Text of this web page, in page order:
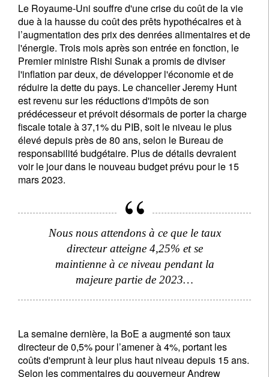
Le Royaume-Uni souffre d'une crise du coût de la vie
due à la hausse du coût des prêts hypothécaires et à
l’augmentation des prix des denrées alimentaires et de
l'énergie. Trois mois après son entrée en fonction, le
Premier ministre Rishi Sunak a promis de diviser
l'inflation par deux, de développer l'économie et de
réduire la dette du pays. Le chancelier Jeremy Hunt
est revenu sur les réductions d'impôts de son
prédécesseur et prévoit désormais de porter la charge
fiscale totale à 37,1% du PIB, soit le niveau le plus
élevé depuis près de 80 ans, selon le Bureau de
responsabilité budgétaire. Plus de détails devraient
voir le jour dans le nouveau budget prévu pour le 15
mars 2023.
Nous nous attendons à ce que le taux
directeur atteigne 4,25% et se
maintienne à ce niveau pendant la
majeure partie de 2023…
La semaine dernière, la BoE a augmenté son taux
directeur de 0,5% pour l’amener à 4%, portant les
coûts d'emprunt à leur plus haut niveau depuis 15 ans.
Selon les commentaires du gouverneur Andrew